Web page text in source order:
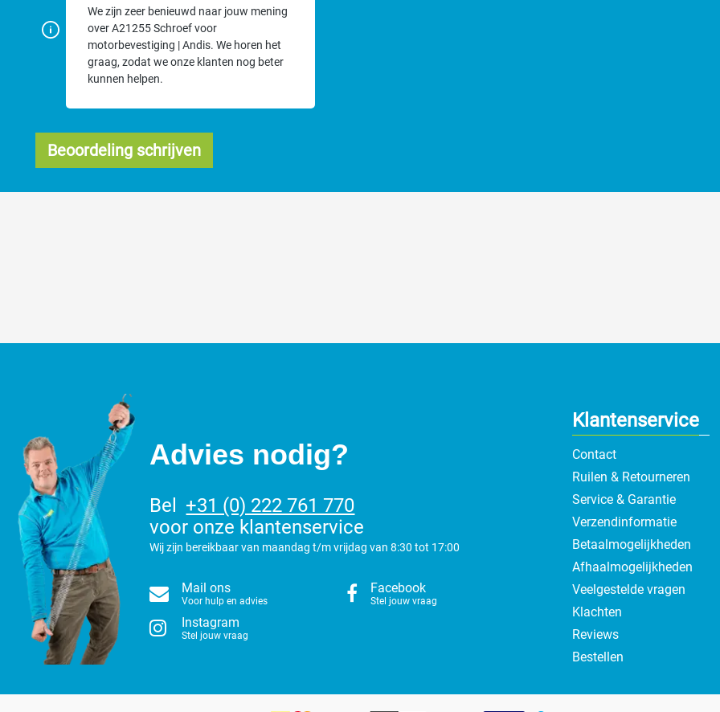
We zijn zeer benieuwd naar jouw mening
over A21255 Schroef voor
motorbevestiging | Andis. We horen het
graag, zodat we onze klanten nog beter
kunnen helpen.
Beoordeling schrijven
Klantenservice
Contact
Ruilen & Retourneren
Service & Garantie
Verzendinformatie
Betaalmogelijkheden
Afhaalmogelijkheden
Veelgestelde vragen
Klachten
Reviews
Bestellen
Advies nodig?
Bel
+31 (0) 222 761 770
voor onze klantenservice
Wij zijn bereikbaar van maandag t/m vrijdag van 8:30 tot 17:00
Mail ons
Voor hulp en advies
Facebook
Stel jouw vraag
Instagram
Stel jouw vraag